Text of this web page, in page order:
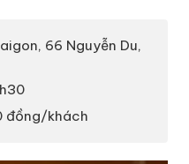
66 Nguyễn Du,
đồng/khách